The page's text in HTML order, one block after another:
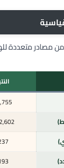
من مصادر متعددة